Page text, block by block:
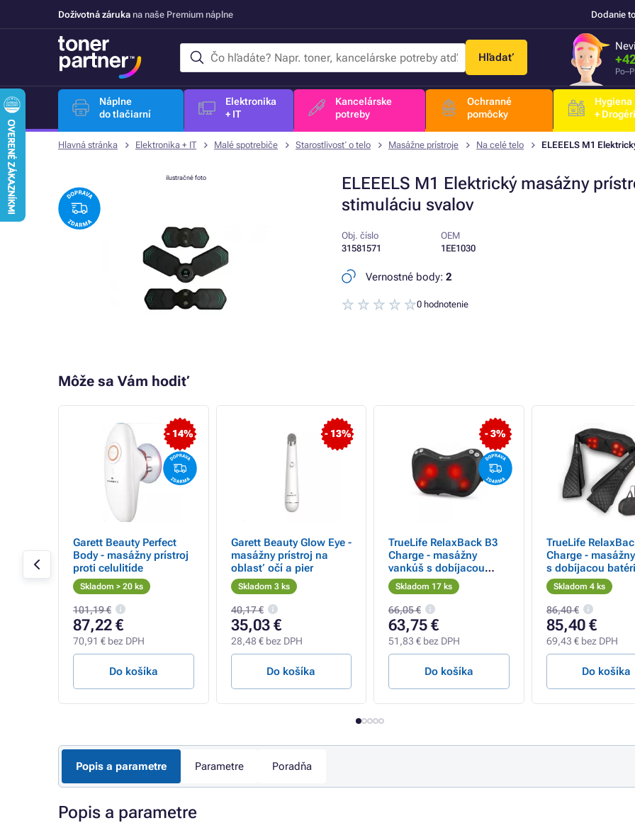
Doživotná záruka na naše Premium náplne Dodanie
Hľadať
Náplne
do tlačiarní
Elektronika
+ IT
Kancelárske
potreby
Ochranné
pomôcky
Hygiena
+
Hlavná stránka Elektronika + IT Malé spotrebiče Starostlivosť o telo Masážne prístroje Na celé telo ELEEELS M1
ELEEELS M1 Elektrický masážny
stimuláciu svalov
ilustračné foto
Obj. číslo
31581571
OEM
1EE1030
Vernostné body: 2
0 hodnotenie
Môže sa Vám hodiť
- 14%
Garett Beauty Perfect
Body - masážny prístroj
proti celulitíde
Skladom > 20 ks
101,19 €
87,22 €
70,91 € bez DPH
Do košíka
- 13%
Garett Beauty Glow Eye -
masážny prístroj na
oblasť očí a pier
Skladom 3 ks
40,17 €
35,03 €
28,48 € bez DPH
Do košíka
- 3%
TrueLife RelaxBack B3
Charge - masážny
vankúš s dobíjacou
batériou
Skladom 17 ks
66,05 €
63,75 €
51,83 € bez DPH
Do košíka
TrueLife
Charge -
s dobíjacou
Skladom 4 ks
86,40 €
85,40 €
69,43 € bez DPH
Do košíka
Popis a parametre Parametre Poradňa
Popis a parametre